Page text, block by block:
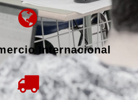
Internacional